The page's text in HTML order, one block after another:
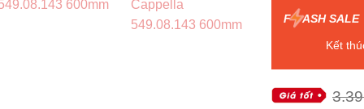
F ASH SALE
Kết